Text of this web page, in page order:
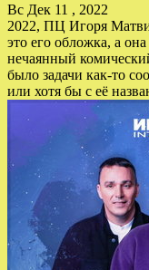
Вс Дек 11 , 2022
2022, ПЦ Игоря
это его обложка, а
нечаянный
было задачи как-то
или хотя бы с её